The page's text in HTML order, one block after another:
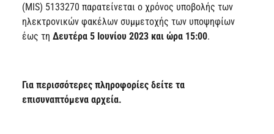
(MIS) 5133270 παρατείνεται ο χρόνος υποβολής των
ηλεκτρονικών φακέλων συμμετοχής των υποψηφίων
έως τη Δευτέρα 5 Ιουνίου 2023 και ώρα 15:00.
Για περισσότερες πληροφορίες δείτε τα
επισυναπτόμενα αρχεία.